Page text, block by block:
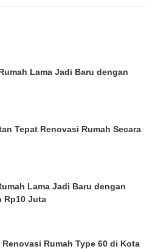
Lama Jadi Baru dengan
Tepat Renovasi Rumah Secara
Lama Jadi Baru dengan
Rp10 Juta
Renovasi Rumah Type 60 di Kota